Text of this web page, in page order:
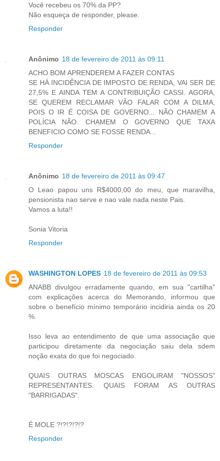
Você recebeu os 70% da PP?
Não esqueça de responder, please.
Responder
Anônimo 18 de fevereiro de 2011 às 09:11
ACHO BOM APRENDEREM A FAZER CONTAS
SE HÁ INCIDÊNCIA DE IMPOSTO DE RENDA, VAI SER DE
27,5% E AINDA TEM A CONTRIBUIÇÃO CASSI. AGORA,
SE QUEREM RECLAMAR VÃO FALAR COM A DILMA,
POIS O IR É COISA DE GOVERNO... NÃO CHAMEM A
POLÍCIA NÃO. CHAMEM O GOVERNO QUE TAXA
BENEFICIO COMO SE FOSSE RENDA...
Responder
Anônimo 18 de fevereiro de 2011 às 09:47
O Leao papou uns R$4000,00 do meu, que maravilha,
pensionista nao serve e nao vale nada neste Pais.
Vamos a luta!!
Sonia Vitoria
Responder
WASHINGTON LOPES 18 de fevereiro de 2011 às 09:53
ANABB divulgou erradamente quando, em sua "cartilha"
com explicações acerca do Memorando, informou que
sobre o benefício mínimo temporário incidiria ainda os 20
%.
Isso leva ao entendimento de que uma associação que
participou diretamente da negociação saiu dela sdem
noção exata do que foi negociado.
QUAIS OUTRAS MOSCAS ENGOLIRAM "NOSSOS"
REPRESENTANTES. QUAIS FORAM AS OUTRAS
"BARRIGADAS".
É MOLE ?!?!?!?!?
Responder